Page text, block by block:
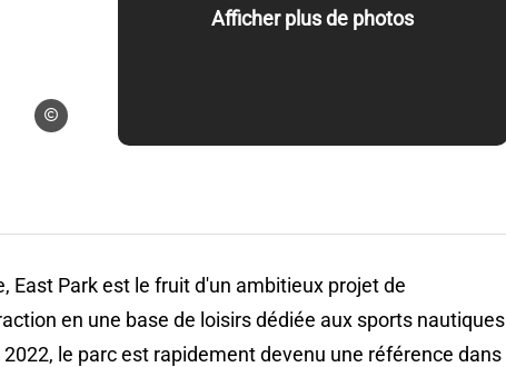
Blogueurs d'Alsace
Afficher plus de photos
East Park est le fruit d'un ambitieux projet de
en une base de loisirs dédiée aux sports nautiques
le parc est rapidement devenu une référence dans